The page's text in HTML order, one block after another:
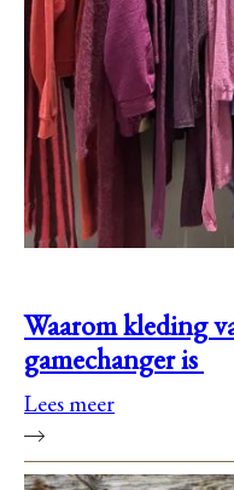
Waarom kleding
gamechanger is
Lees meer